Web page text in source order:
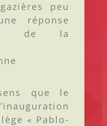
peu
réponse
de la
que le
« Pablo-